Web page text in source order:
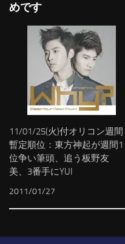
めです
11/01/25(火)付オリコン週間
暫定順位：東方神起が週間1
位争い筆頭、追う板野友
美、3番手にYUI
2011/01/27